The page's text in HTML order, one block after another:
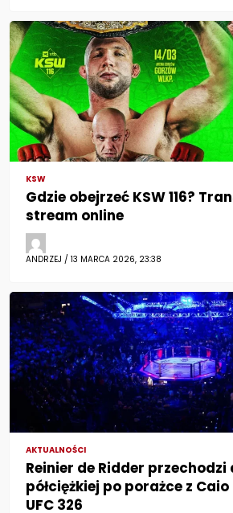
KSW
Gdzie obejrzeć KSW 116?
stream online
ANDRZEJ / 13 MARCA 2026, 23:38
AKTUALNOŚCI
Reinier de Ridder
półciężkiej po porażce z
UFC 326